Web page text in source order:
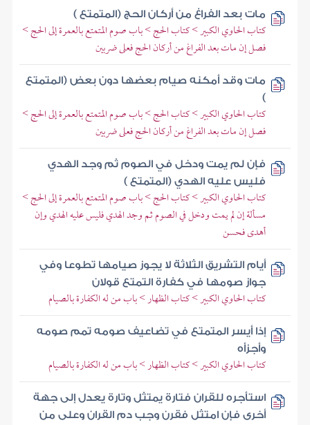
مات بعد الفراغ من أركان الحج (المتمتع )
كتاب الحاوي الكبير > كتاب الحج > باب صوم المتمتع بالعمرة إلى الحج >
فصل إن مات بعد الفراغ من أركان الحج فعلى ضربين
مات وقد أمكنه صيام بعضها دون بعض (المتمتع
)
كتاب الحاوي الكبير > كتاب الحج > باب صوم المتمتع بالعمرة إلى الحج >
فصل إن مات بعد الفراغ من أركان الحج فعلى ضربين
فإن لم يمت ودخل في الصوم ثم وجد الهدي
فليس عليه الهدي (المتمتع )
كتاب الحاوي الكبير > كتاب الحج > باب صوم المتمتع بالعمرة إلى الحج >
مسألة إن لم يمت ودخل في الصوم ثم وجد الهدي فليس عليه الهدي وإن
أهدى فحسن
أيام التشريق الثلاثة لا يجوز صيامها تطوعا وفي
جواز صومها في كفارة التمتع قولان
كتاب الحاوي الكبير > كتاب الظهار > باب من له الكفارة بالصيام
إذا أيسر المتمتع في تضاعيف صومه تمم صومه
وأجزأه
كتاب الحاوي الكبير > كتاب الظهار > باب من له الكفارة بالصيام
استأجره للقران فتارة يمتثل وتارة يعدل إلى جهة
أخرى فإن امتثل فقرن وجب دم القران وعلى من